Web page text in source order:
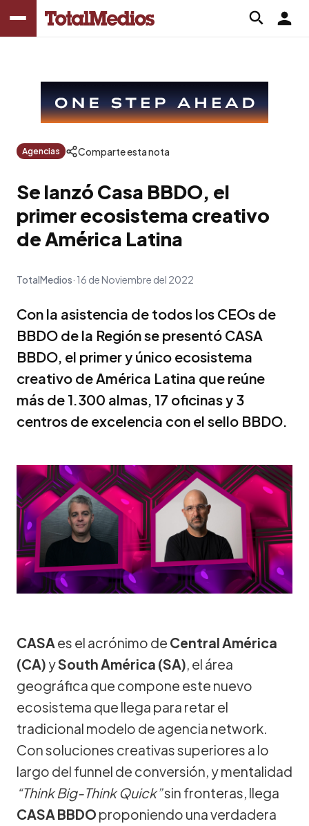
Agencias Comparte esta nota
Se lanzó Casa BBDO, el
primer ecosistema creativo
de América Latina
TotalMedios 16 de Noviembre del 2022
Con la asistencia de todos los CEOs de
BBDO de la Región se presentó CASA
BBDO, el primer y único ecosistema
creativo de América Latina que reúne
más de 1.300 almas, 17 oficinas y 3
centros de excelencia con el sello BBDO.
CASA es el acrónimo de Central América
(CA) ySouth América (SA), el área
geográfica que compone este nuevo
ecosistema que llega para retar el
tradicional modelo de agencia network.
Con soluciones creativas superiores a lo
largo del funnel de conversión, y mentalidad
“Think Big-Think Quick”sin fronteras, llega
CASA BBDO proponiendo una verdadera